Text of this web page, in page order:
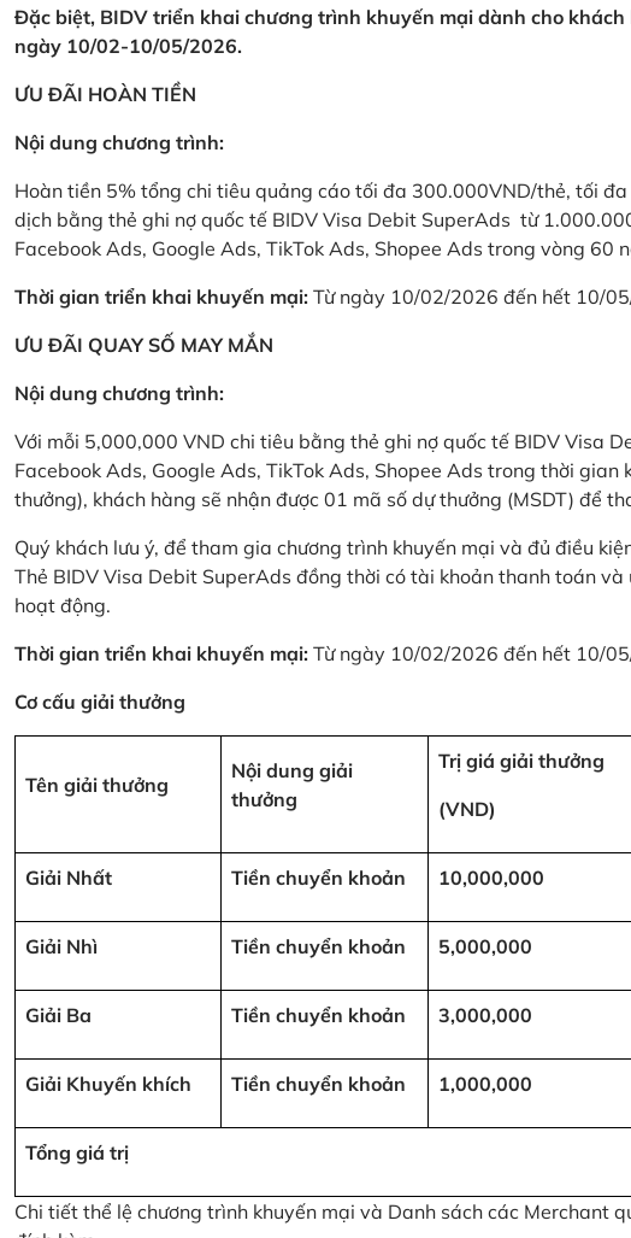
Đặc biệt, BIDV triển khai chương trình khuyến mại dành cho
ngày 10/02-10/05/2026.
ƯU ĐÃI HOÀN TIỀN
Nội dung chương trình:
Hoàn tiền 5% tổng chi tiêu quảng cáo tối đa 300.000VND/thẻ, tối
dịch bằng thẻ ghi nợ quốc tế BIDV Visa Debit SuperAds từ
Facebook Ads, Google Ads, TikTok Ads, Shopee Ads trong vòng
Thời gian triển khai khuyến mại: Từ ngày 10/02/2026 đến hết 10/
ƯU ĐÃI QUAY SỐ MAY MẮN
Nội dung chương trình:
Với mỗi 5,000,000 VND chi tiêu bằng thẻ ghi nợ quốc tế BIDV Visa
Facebook Ads, Google Ads, TikTok Ads, Shopee Ads trong thời
thưởng), khách hàng sẽ nhận được 01 mã số dự thưởng (MSDT) để
Quý khách lưu ý, để tham gia chương trình khuyến mại và đủ điều
Thẻ BIDV Visa Debit SuperAds đồng thời có tài khoản thanh toán
hoạt động.
Thời gian triển khai khuyến mại: Từ ngày 10/02/2026 đến hết 10/
Cơ cấu giải thưởng
Tên giải thưởng
Nội dung giải
thưởng
Trị giá giải thưởng
(VND)
Giải Nhất Tiền chuyển khoản 10,000,000
Giải Nhì Tiền chuyển khoản 5,000,000
Giải Ba Tiền chuyển khoản 3,000,000
Giải Khuyến khích Tiền chuyển khoản 1,000,000
Tổng giá trị
Chi tiết thể lệ chương trình khuyến mại và Danh sách các Merchant